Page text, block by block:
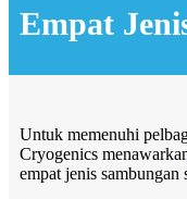
Empat
Untuk memenuhi
Cryogenics
empat jenis sambungan